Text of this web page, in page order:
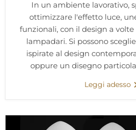
In un ambiente lavorativo,
ottimizzare l'effetto luce,
funzionali, con il design a
lampadari. Si possono
ispirate al design
oppure un disegno
Leggi adesso